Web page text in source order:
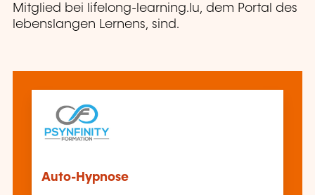
Mitglied bei lifelong-learning.lu, dem Portal des
lebenslangen Lernens, sind.
Auto-Hypnose